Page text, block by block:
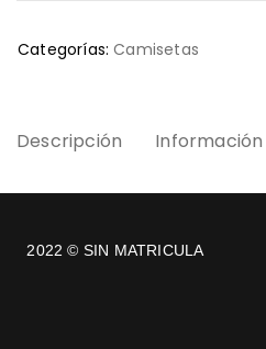
Categorías: Camisetas
Descripción
2022 © SIN MATRICULA